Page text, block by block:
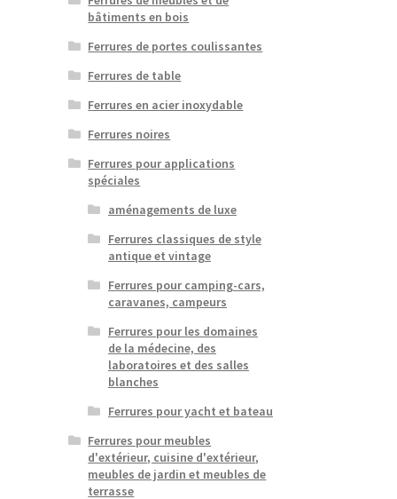
bâtiments en bois
Ferrures de portes coulissantes
Ferrures de table
Ferrures en acier inoxydable
Ferrures noires
Ferrures pour applications
spéciales
aménagements de luxe
Ferrures classiques de style
antique et vintage
Ferrures pour camping-cars,
caravanes, campeurs
Ferrures pour les domaines
de la médecine, des
laboratoires et des salles
blanches
Ferrures pour yacht et bateau
Ferrures pour meubles
d'extérieur, cuisine d'extérieur,
meubles de jardin et meubles de
terrasse